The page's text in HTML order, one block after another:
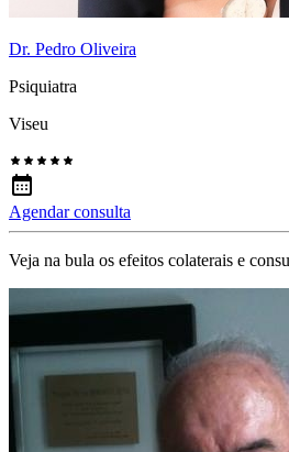
Dr. Pedro Oliveira
Psiquiatra
Viseu
Agendar consulta
Veja na bula os efeitos colaterais e